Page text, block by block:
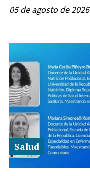
05 de agosto de 2026
Salud